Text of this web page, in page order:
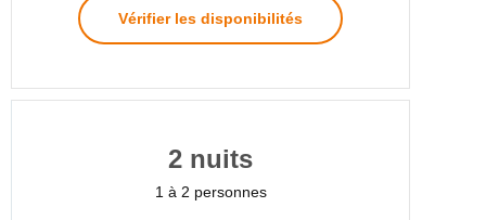
Vérifier les disponibilités
2 nuits
1 à 2 personnes